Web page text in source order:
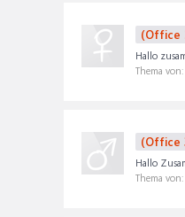
(Office
Hallo
Thema
(Office
Hallo
Thema